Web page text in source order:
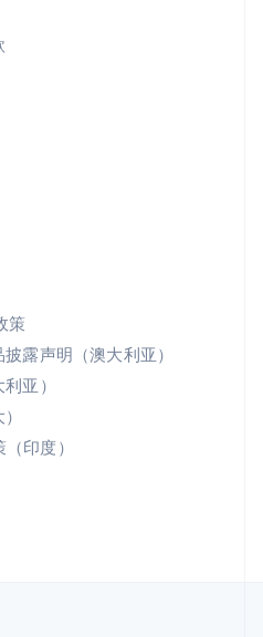
策
露声明（澳大利亚）
亚）
印度）